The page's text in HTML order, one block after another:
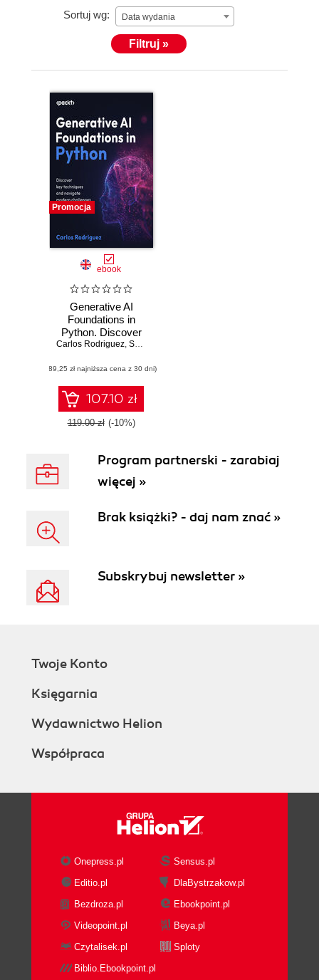
Sortuj wg: Data wydania
Filtruj »
Promocja
ebook
Generative AI
Foundations in
Python. Discover
key techniques
modern challenges
in LLMs
Carlos Rodriguez, Samira Shaikh
(89,25 zł najniższa cena z 30 dni)
107.10 zł
119.00 zł (-10%)
Program partnerski - zarabiaj
więcej »
Brak książki? - daj nam znać »
Subskrybuj newsletter »
Twoje Konto
Księgarnia
Wydawnictwo Helion
Współpraca
Onepress.pl
Sensus.pl
Editio.pl
DlaBystrzakow.pl
Bezdroza.pl
Ebookpoint.pl
Videopoint.pl
Beya.pl
Czytalisek.pl
Sploty
Biblio.Ebookpoint.pl